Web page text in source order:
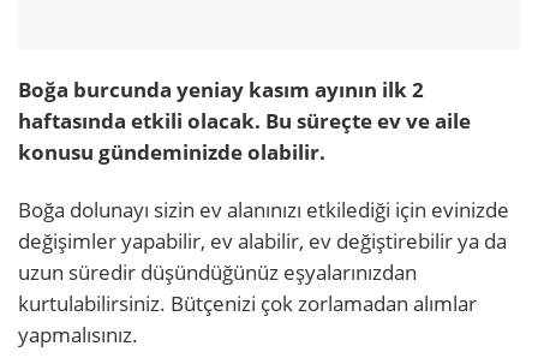
Boğa burcunda yeniay kasım ayının ilk 2
haftasında etkili olacak. Bu süreçte ev ve aile
konusu gündeminizde olabilir.
Boğa dolunayı sizin ev alanınızı etkilediği için evinizde
değişimler yapabilir, ev alabilir, ev değiştirebilir ya da
uzun süredir düşündüğünüz eşyalarınızdan
kurtulabilirsiniz. Bütçenizi çok zorlamadan alımlar
yapmalısınız.